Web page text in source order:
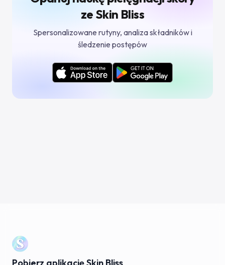
ze Skin Bliss
Spersonalizowane rutyny, analiza składników i
śledzenie postępów